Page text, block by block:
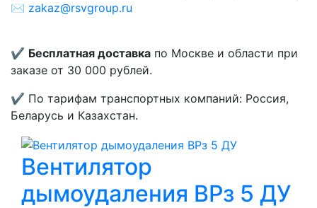
✉️ zakaz@rsvgroup.ru
✔️ Бесплатная доставка по Москве и области при
заказе от 30 000 рублей.
✔️ По тарифам транспортных компаний: Россия,
Беларусь и Казахстан.
Вентилятор
дымоудаления ВРз 5 ДУ